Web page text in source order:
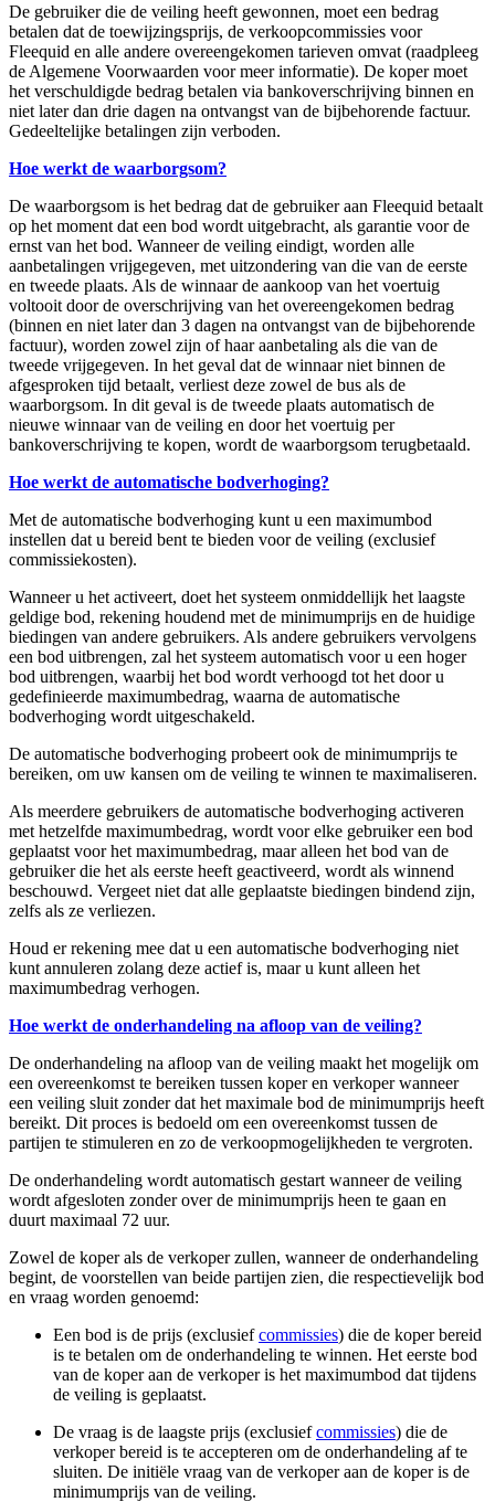
De gebruiker die de veiling heeft gewonnen, moet een bedrag
betalen dat de toewijzingsprijs, de verkoopcommissies voor
Fleequid en alle andere overeengekomen tarieven omvat (raadpleeg
de Algemene Voorwaarden voor meer informatie). De koper moet
het verschuldigde bedrag betalen via bankoverschrijving binnen en
niet later dan drie dagen na ontvangst van de bijbehorende factuur.
Gedeeltelijke betalingen zijn verboden.
Hoe werkt de waarborgsom?
De waarborgsom is het bedrag dat de gebruiker aan Fleequid betaalt
op het moment dat een bod wordt uitgebracht, als garantie voor de
ernst van het bod. Wanneer de veiling eindigt, worden alle
aanbetalingen vrijgegeven, met uitzondering van die van de eerste
en tweede plaats. Als de winnaar de aankoop van het voertuig
voltooit door de overschrijving van het overeengekomen bedrag
(binnen en niet later dan 3 dagen na ontvangst van de bijbehorende
factuur), worden zowel zijn of haar aanbetaling als die van de
tweede vrijgegeven. In het geval dat de winnaar niet binnen de
afgesproken tijd betaalt, verliest deze zowel de bus als de
waarborgsom. In dit geval is de tweede plaats automatisch de
nieuwe winnaar van de veiling en door het voertuig per
bankoverschrijving te kopen, wordt de waarborgsom terugbetaald.
Hoe werkt de automatische bodverhoging?
Met de automatische bodverhoging kunt u een maximumbod
instellen dat u bereid bent te bieden voor de veiling (exclusief
commissiekosten).
Wanneer u het activeert, doet het systeem onmiddellijk het laagste
geldige bod, rekening houdend met de minimumprijs en de huidige
biedingen van andere gebruikers. Als andere gebruikers vervolgens
een bod uitbrengen, zal het systeem automatisch voor u een hoger
bod uitbrengen, waarbij het bod wordt verhoogd tot het door u
gedefinieerde maximumbedrag, waarna de automatische
bodverhoging wordt uitgeschakeld.
De automatische bodverhoging probeert ook de minimumprijs te
bereiken, om uw kansen om de veiling te winnen te maximaliseren.
Als meerdere gebruikers de automatische bodverhoging activeren
met hetzelfde maximumbedrag, wordt voor elke gebruiker een bod
geplaatst voor het maximumbedrag, maar alleen het bod van de
gebruiker die het als eerste heeft geactiveerd, wordt als winnend
beschouwd. Vergeet niet dat alle geplaatste biedingen bindend zijn,
zelfs als ze verliezen.
Houd er rekening mee dat u een automatische bodverhoging niet
kunt annuleren zolang deze actief is, maar u kunt alleen het
maximumbedrag verhogen.
Hoe werkt de onderhandeling na afloop van de veiling?
De onderhandeling na afloop van de veiling maakt het mogelijk om
een overeenkomst te bereiken tussen koper en verkoper wanneer
een veiling sluit zonder dat het maximale bod de minimumprijs heeft
bereikt. Dit proces is bedoeld om een overeenkomst tussen de
partijen te stimuleren en zo de verkoopmogelijkheden te vergroten.
De onderhandeling wordt automatisch gestart wanneer de veiling
wordt afgesloten zonder over de minimumprijs heen te gaan en
duurt maximaal 72 uur.
Zowel de koper als de verkoper zullen, wanneer de onderhandeling
begint, de voorstellen van beide partijen zien, die respectievelijk bod
en vraag worden genoemd:
Een bod is de prijs (exclusiefcommissies) die de koper bereid
is te betalen om de onderhandeling te winnen. Het eerste bod
van de koper aan de verkoper is het maximumbod dat tijdens
de veiling is geplaatst.
De vraag is de laagste prijs (exclusiefcommissies) die de
verkoper bereid is te accepteren om de onderhandeling af te
sluiten. De initiële vraag van de verkoper aan de koper is de
minimumprijs van de veiling.